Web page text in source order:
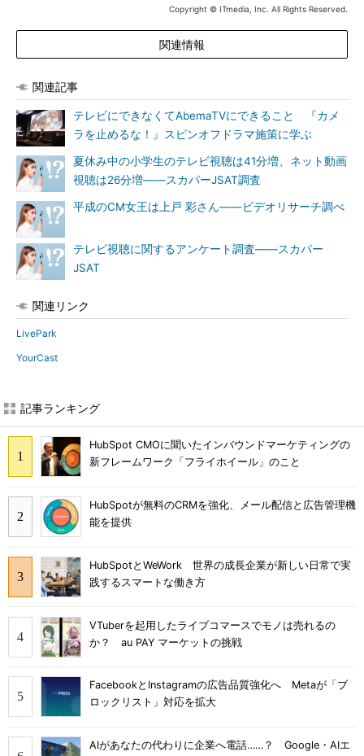
Copyright © ITmedia, Inc. All Rights Reserved.
関連情報
関連記事
テレビにできなくてAbemaTVにできること 『カメ
ラを止めるな！』スピンオフドラマ施策に学ぶ
夏休み中の小学生のテレビ視聴は41分増、ネット動画
視聴は26分増――スカパーJSAT調査
平成のCM女王は上戸 彩さん――ビデオリサーチ調べ
テレビ視聴に関するアンケート調査――スカパー
JSAT
関連リンク
LivePark
YourCast
記事ランキング
HubSpot CMOに聞いたインバウンドマーケティングの
新フレームワーク「フライホイール」のこと
HubSpotが無料のCRMを強化、メール配信と広告管理機
能を提供
HubSpotとWeWork 世界の成長企業が新しい日常で実
践するスマートな働き方
VTuberを起用したライブコマースでモノは売れるの
か？ au PAY マーケットの挑戦
FacebookとInstagramの広告品質強化へ Metaが「ブ
ロックリスト」対応を拡大
AIがあなたの代わりに企業へ電話……？ Google・AIエ